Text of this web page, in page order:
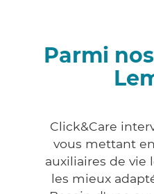
Parmi
Click&Care
vous mettant
auxiliaires de vie
les mieux